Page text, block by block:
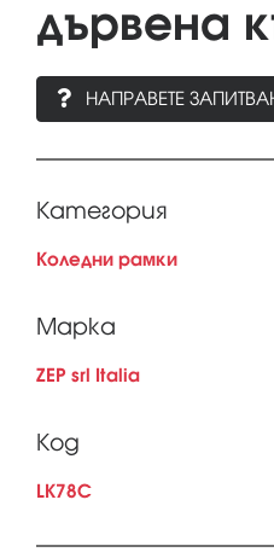
дървена
НАПРАВЕТЕ
Категория
Коледни рамки
Марка
ZEP srl Italia
Код
LK78C